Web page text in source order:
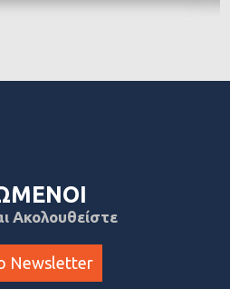
Ακολουθείστε
Newsletter